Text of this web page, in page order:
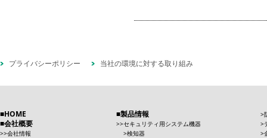
プライバシーポリシー 当社の環境に対する取り組み
HOME
会社概要
会社情報
製品情報
セキュリティ用システム機器
検知器